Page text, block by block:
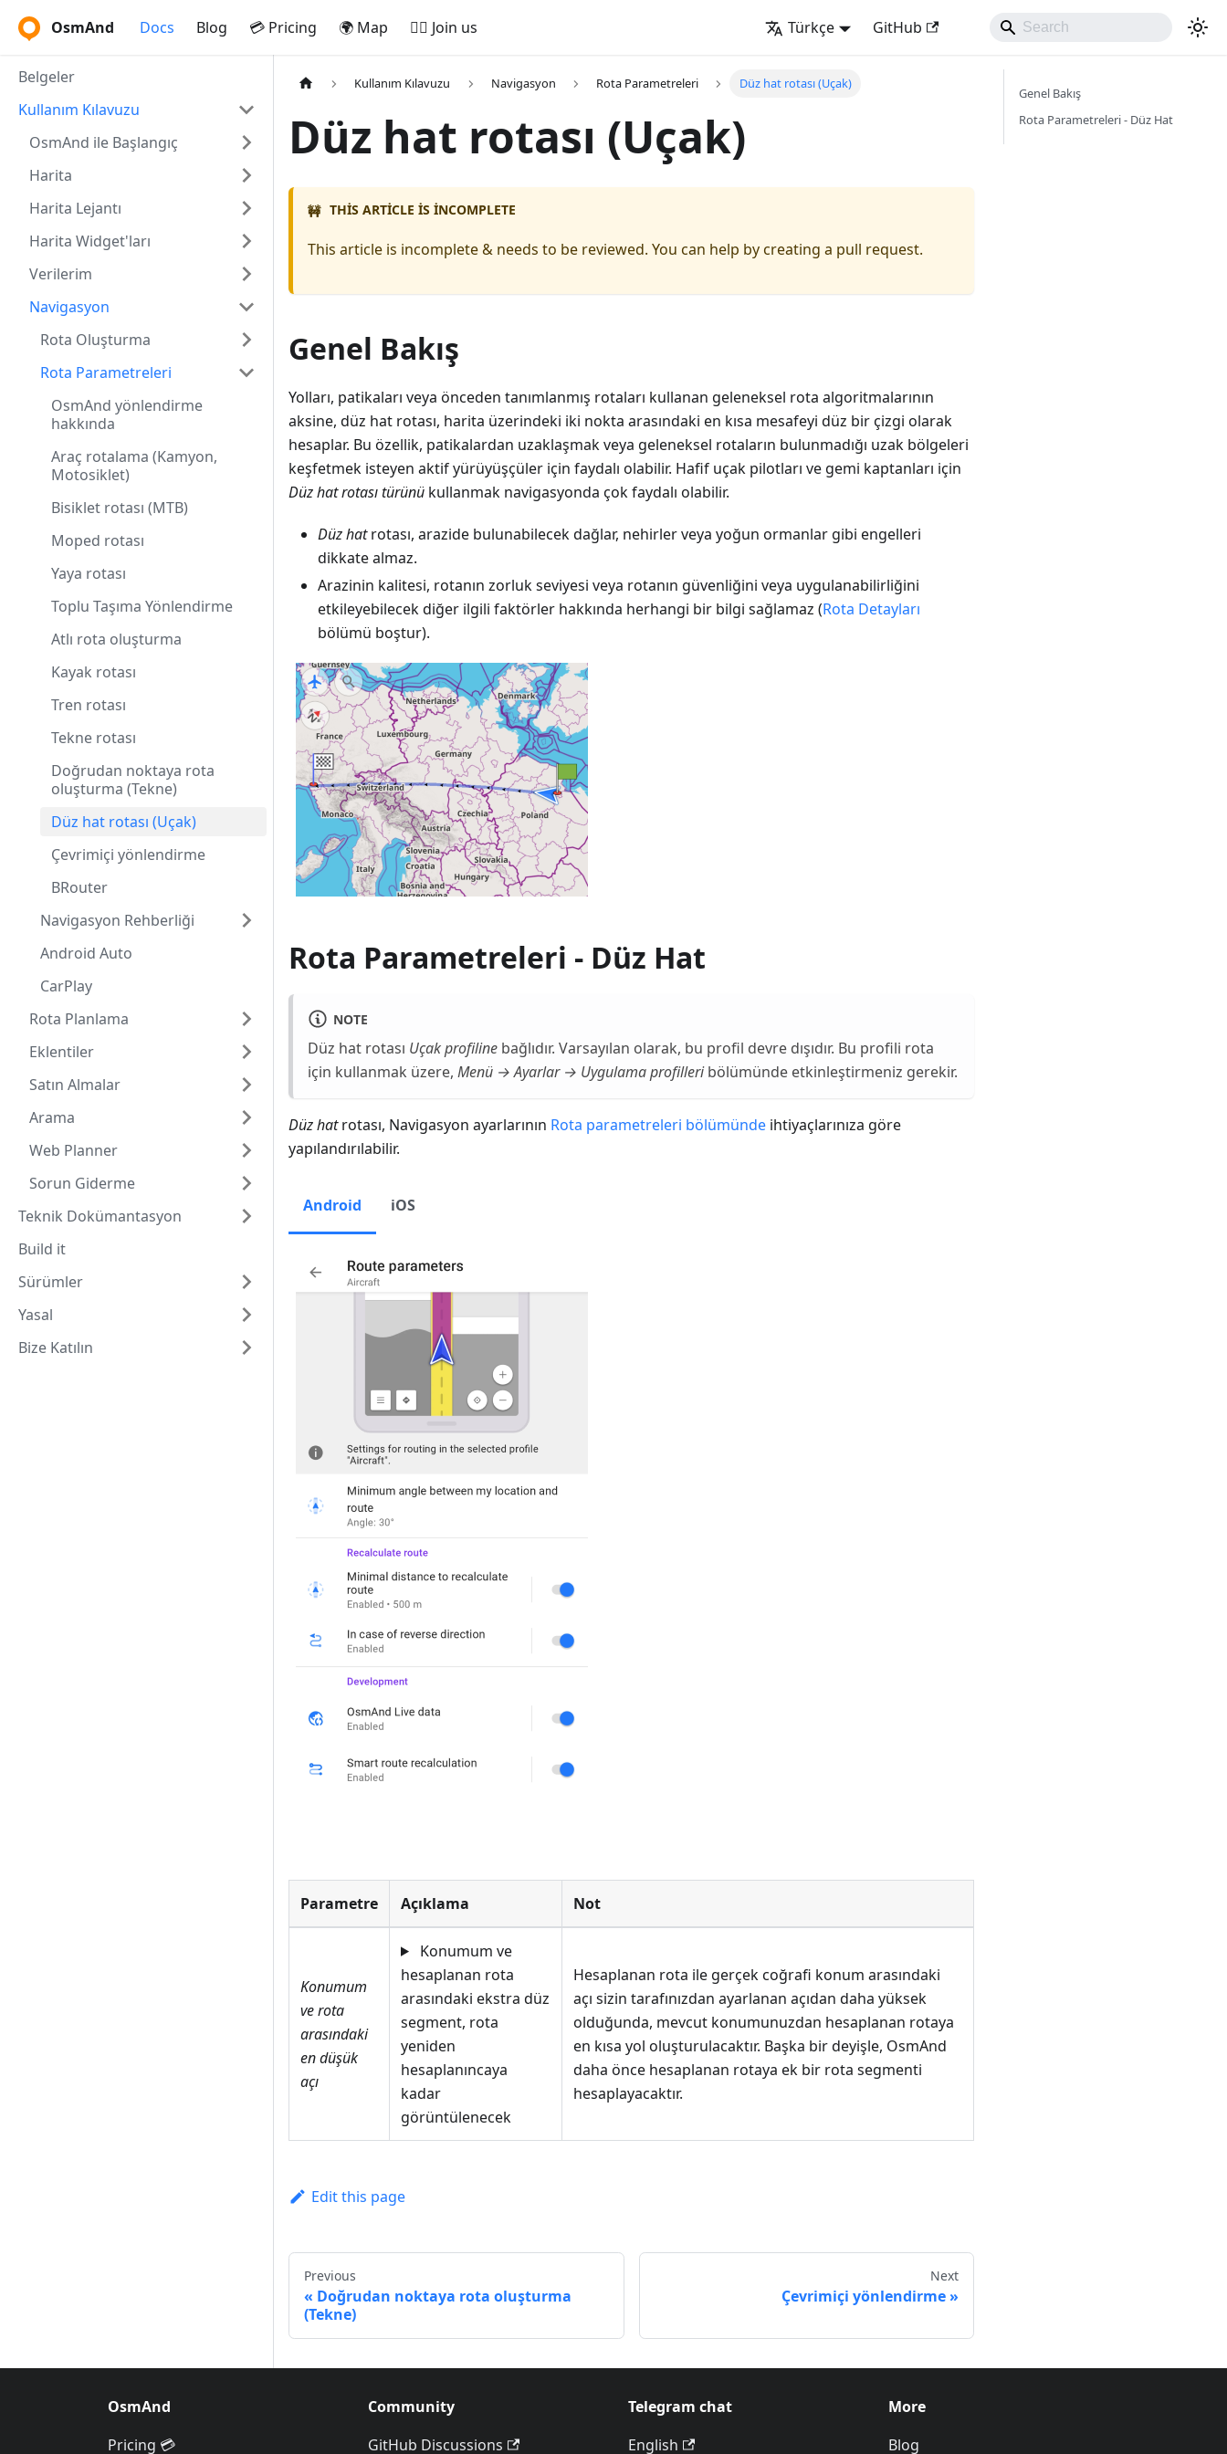
OsmAnd Docs Blog 💳 Pricing 🌍 Map 🚵‍♂️ Join us Türkçe GitHub
Belgeler
Kullanım Kılavuzu
OsmAnd ile Başlangıç
Harita
Harita Lejantı
Harita Widget'ları
Verilerim
Navigasyon
Rota Oluşturma
Rota Parametreleri
OsmAnd yönlendirme
hakkında
Araç rotalama (Kamyon,
Motosiklet)
Bisiklet rotası (MTB)
Moped rotası
Yaya rotası
Toplu Taşıma Yönlendirme
Atlı rota oluşturma
Kayak rotası
Tren rotası
Tekne rotası
Doğrudan noktaya rota
oluşturma (Tekne)
Düz hat rotası (Uçak)
Çevrimiçi yönlendirme
BRouter
Navigasyon Rehberliği
Android Auto
CarPlay
Rota Planlama
Eklentiler
Satın Almalar
Arama
Web Planner
Sorun Giderme
Teknik Dokümantasyon
Build it
Sürümler
Yasal
Bize Katılın
Kullanım Kılavuzu Navigasyon Rota Parametreleri Düz hat rotası (Uçak)
Düz hat rotası (Uçak)
🚧 THIS ARTICLE IS INCOMPLETE
This article is incomplete & needs to be reviewed. You can help by creating a pull request.
Genel Bakış
Yolları, patikaları veya önceden tanımlanmış rotaları kullanan geleneksel rota algoritmalarının
aksine, düz hat rotası, harita üzerindeki iki nokta arasındaki en kısa mesafeyi düz bir çizgi olarak
hesaplar. Bu özellik, patikalardan uzaklaşmak veya geleneksel rotaların bulunmadığı uzak bölgeleri
keşfetmek isteyen aktif yürüyüşçüler için faydalı olabilir. Hafif uçak pilotları ve gemi kaptanları için
Düz hat rotası türünü kullanmak navigasyonda çok faydalı olabilir.
Düz hatrotası, arazide bulunabilecek dağlar, nehirler veya yoğun ormanlar gibi engelleri
dikkate almaz.
Arazinin kalitesi, rotanın zorluk seviyesi veya rotanın güvenliğini veya uygulanabilirliğini
etkileyebilecek diğer ilgili faktörler hakkında herhangi bir bilgi sağlamaz (Rota Detayları
bölümü boştur).
Rota Parametreleri - Düz Hat
NOTE
Düz hat rotası Uçak profiline bağlıdır. Varsayılan olarak, bu profil devre dışıdır. Bu profili rota
için kullanmak üzere, Menü → Ayarlar → Uygulama profilleribölümünde etkinleştirmeniz gerekir.
Düz hatrotası, Navigasyon ayarlarının Rota parametreleri bölümünde ihtiyaçlarınıza göre
yapılandırılabilir.
Android iOS
Parametre Açıklama Not
Konumum
ve rota
arasındaki
en düşük
açı
Konumum ve
hesaplanan rota
arasındaki ekstra düz
segment, rota
yeniden
hesaplanıncaya
kadar
görüntülenecek
Hesaplanan rota ile gerçek coğrafi konum arasındaki
açı sizin tarafınızdan ayarlanan açıdan daha yüksek
olduğunda, mevcut konumunuzdan hesaplanan rotaya
en kısa yol oluşturulacaktır. Başka bir deyişle, OsmAnd
daha önce hesaplanan rotaya ek bir rota segmenti
hesaplayacaktır.
Edit this page
Previous
Doğrudan noktaya rota oluşturma
(Tekne)
Next
Çevrimiçi yönlendirme
Genel Bakış
Rota Parametreleri - Düz Hat
OsmAnd
Pricing 💳
Community
GitHub Discussions
Telegram chat
English
More
Blog